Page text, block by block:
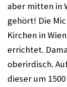
aber mitten in
gehört! Die
Kirchen in
errichtet.
oberirdisch.
dieser um